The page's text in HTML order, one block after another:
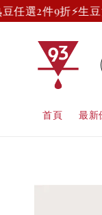
2件9折⚡生豆滿5
首頁 最新